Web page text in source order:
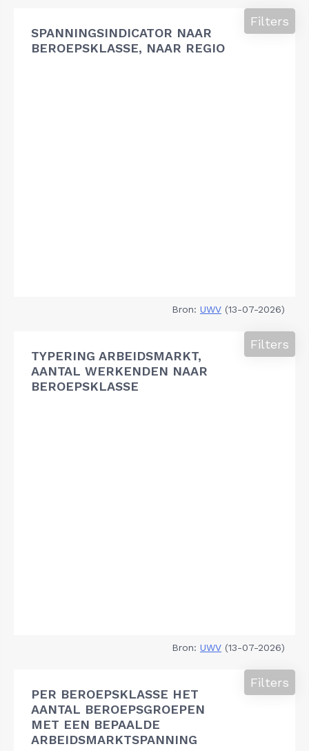
SPANNINGSINDICATOR NAAR
BEROEPSKLASSE, NAAR REGIO
Filters
Bron: UWV (13-07-2026)
TYPERING ARBEIDSMARKT,
AANTAL WERKENDEN NAAR
BEROEPSKLASSE
Filters
Bron: UWV (13-07-2026)
PER BEROEPSKLASSE HET
AANTAL BEROEPSGROEPEN
MET EEN BEPAALDE
ARBEIDSMARKTSPANNING
Filters